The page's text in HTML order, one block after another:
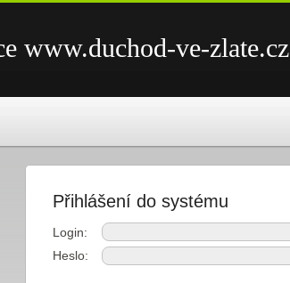
www.duchod-ve-zlate.cz
Přihlášení do systému
Login:
Heslo: